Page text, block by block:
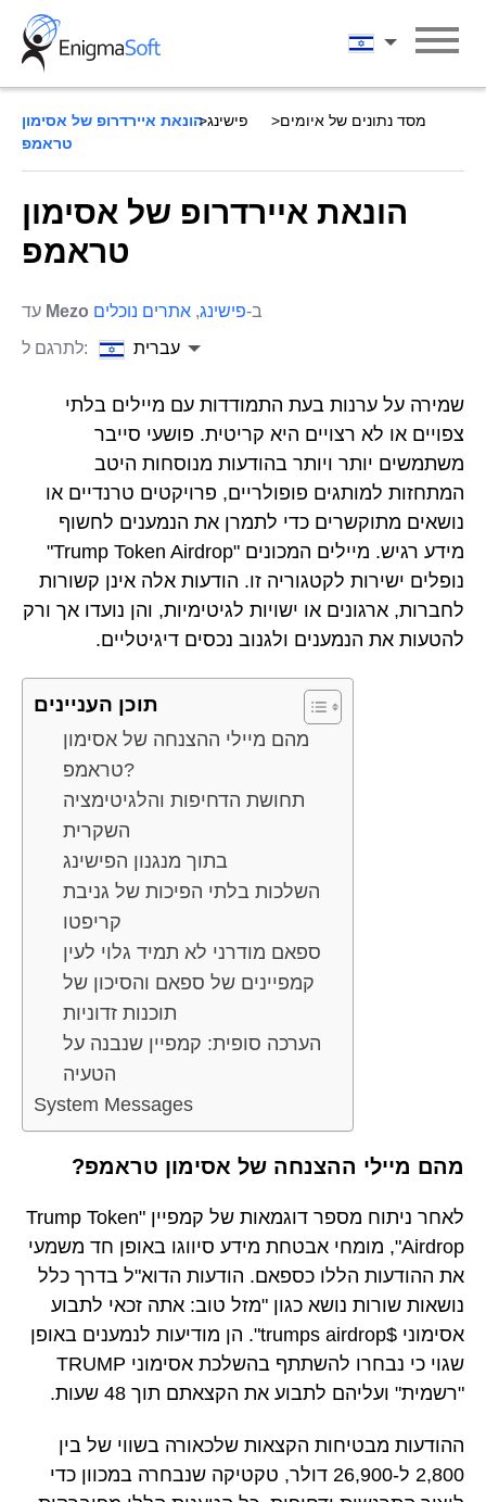
Skip
content
עברית
מסד נתונים של איומים פישינג הונאת איירדרופ של אסימון
טראמפ
הונאת איירדרופ של אסימון
טראמפ
Mezo ב-פישינג, אתרים נוכלים
לתרגם ל:
עברית
שמירה על ערנות בעת התמודדות עם מיילים בלתי
צפויים או לא רצויים היא קריטית. פושעי סייבר
משתמשים יותר ויותר בהודעות מנוסחות היטב
המתחזות למותגים פופולריים, פרויקטים טרנדיים או
נושאים מתוקשרים כדי לתמרן את הנמענים לחשוף
מידע רגיש. מיילים המכונים "Trump Token Airdrop"
נופלים ישירות לקטגוריה זו. הודעות אלה אינן קשורות
לחברות, ארגונים או ישויות לגיטימיות, והן נועדו אך ורק
להטעות את הנמענים ולגנוב נכסים דיגיטליים.
תוכן העניינים
מהם מיילי ההצנחה של אסימון
טראמפ?
תחושת הדחיפות והלגיטימציה
השקרית
בתוך מנגנון הפישינג
השלכות בלתי הפיכות של גניבת
קריפטו
ספאם מודרני לא תמיד גלוי לעין
קמפיינים של ספאם והסיכון של
תוכנות זדוניות
הערכה סופית: קמפיין שנבנה על
הטעיה
System Messages
מהם מיילי ההצנחה של אסימון טראמפ?
לאחר ניתוח מספר דוגמאות של קמפיין "Trump Token
Airdrop", מומחי אבטחת מידע סיווגו באופן חד משמעי
את ההודעות הללו כספאם. הודעות הדוא"ל בדרך כלל
נושאות שורות נושא כגון "מזל טוב: אתה זכאי לתבוע
אסימוני $trumps airdrop". הן מודיעות לנמענים באופן
שגוי כי נבחרו להשתתף בהשלכת אסימוני TRUMP
"רשמית" ועליהם לתבוע את הקצאתם תוך 48 שעות.
ההודעות מבטיחות הקצאות שלכאורה בשווי של בין
2,800 ל-26,900 דולר, טקטיקה שנבחרה במכוון כדי